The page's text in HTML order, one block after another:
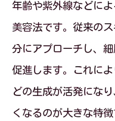
年齢や紫外線などに
美容法です。従来の
分にアプローチし、
促進します。これに
どの生成が活発にな
くなるのが大きな特徴